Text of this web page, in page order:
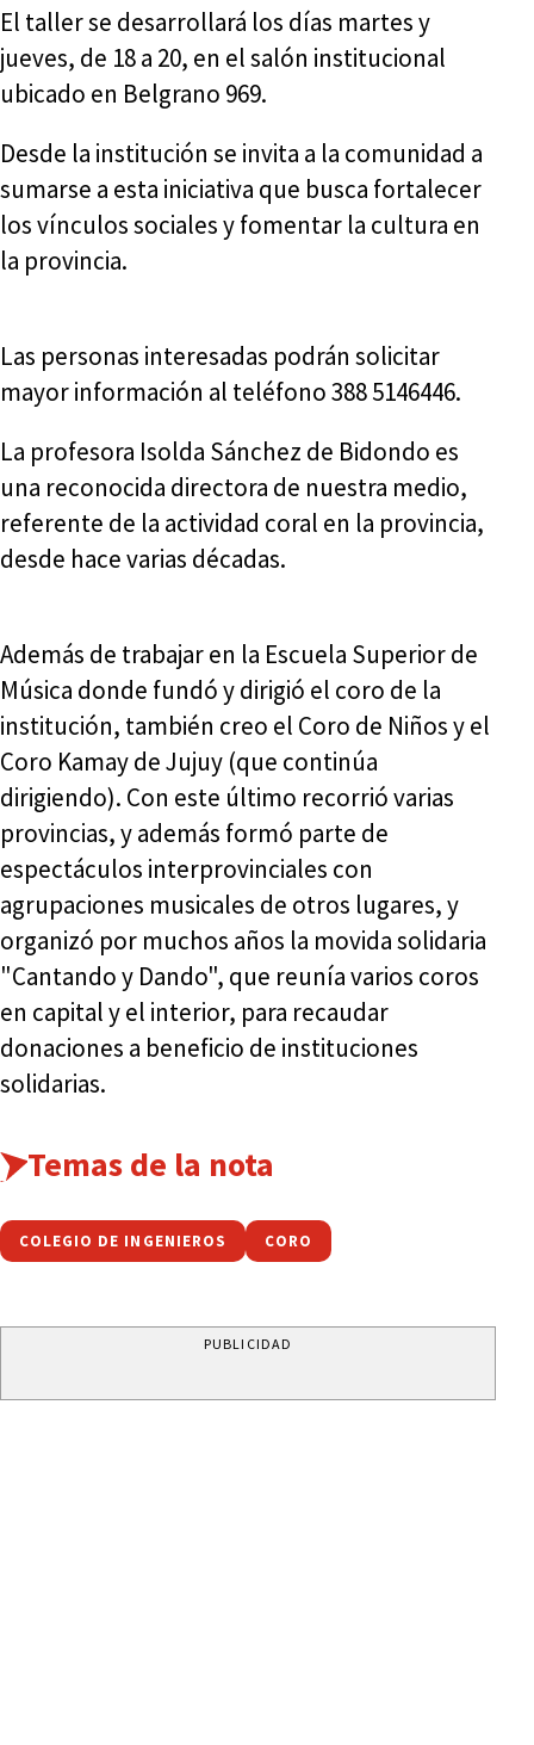
El taller se desarrollará los días martes y
jueves, de 18 a 20, en el salón institucional
ubicado en Belgrano 969.
Desde la institución se invita a la comunidad a
sumarse a esta iniciativa que busca fortalecer
los vínculos sociales y fomentar la cultura en
la provincia.
Las personas interesadas podrán solicitar
mayor información al teléfono 388 5146446.
La profesora Isolda Sánchez de Bidondo es
una reconocida directora de nuestra medio,
referente de la actividad coral en la provincia,
desde hace varias décadas.
Además de trabajar en la Escuela Superior de
Música donde fundó y dirigió el coro de la
institución, también creo el Coro de Niños y el
Coro Kamay de Jujuy (que continúa
dirigiendo). Con este último recorrió varias
provincias, y además formó parte de
espectáculos interprovinciales con
agrupaciones musicales de otros lugares, y
organizó por muchos años la movida solidaria
"Cantando y Dando", que reunía varios coros
en capital y el interior, para recaudar
donaciones a beneficio de instituciones
solidarias.
Temas de la nota
COLEGIO DE INGENIEROS CORO
PUBLICIDAD